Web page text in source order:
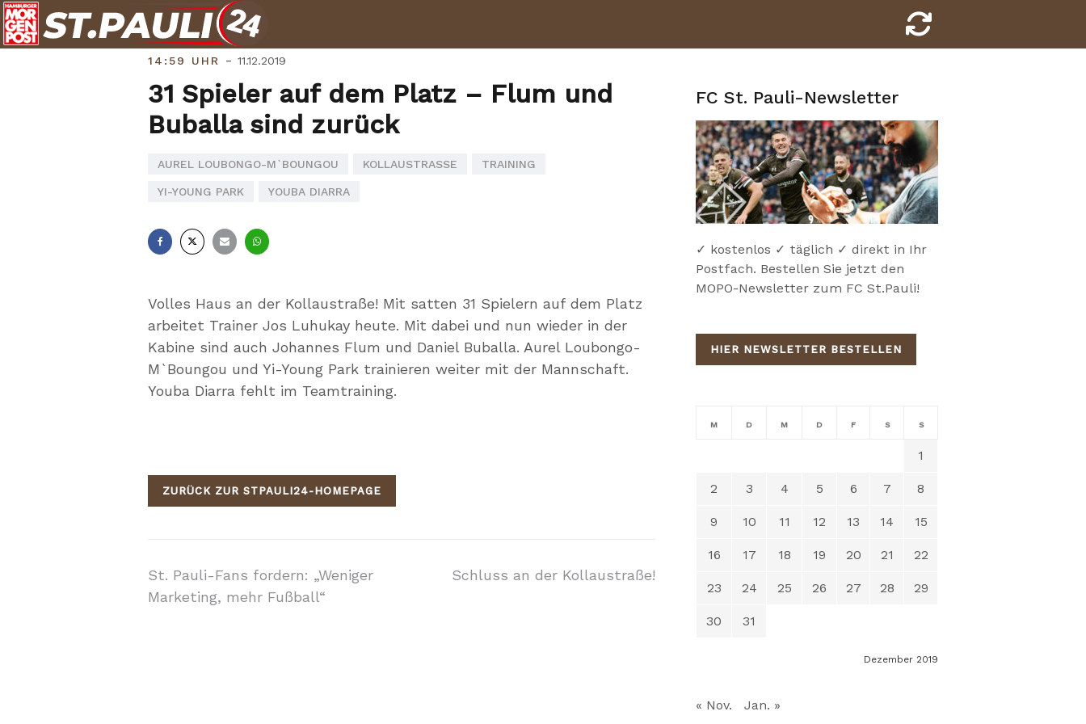
Skip
to
content
14:59 UHR - 11.12.2019
31 Spieler auf dem Platz – Flum und
Buballa sind zurück
AUREL LOUBONGO-M`BOUNGOU KOLLAUSTRASSE TRAINING
YI-YOUNG PARK YOUBA DIARRA
Volles Haus an der Kollaustraße! Mit satten 31 Spielern auf dem Platz
arbeitet Trainer Jos Luhukay heute. Mit dabei und nun wieder in der
Kabine sind auch Johannes Flum und Daniel Buballa. Aurel Loubongo-
M`Boungou und Yi-Young Park trainieren weiter mit der Mannschaft.
Youba Diarra fehlt im Teamtraining.
ZURÜCK ZUR STPAULI24-HOMEPAGE
Beitragsnavigation
St. Pauli-Fans fordern: „Weniger
Marketing, mehr Fußball“
Schluss an der Kollaustraße!
FC St. Pauli-Newsletter
✓ kostenlos ✓ täglich ✓ direkt in Ihr
Postfach. Bestellen Sie jetzt den
MOPO-Newsletter zum FC St.Pauli!
HIER NEWSLETTER BESTELLEN
Dezember 2019
M D M D F S S
1
2 3 4 5 6 7 8
9 10 11 12 13 14 15
16 17 18 19 20 21 22
23 24 25 26 27 28 29
30 31
« Nov. Jan. »